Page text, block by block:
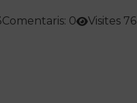
Comentaris: 0 Visites 76